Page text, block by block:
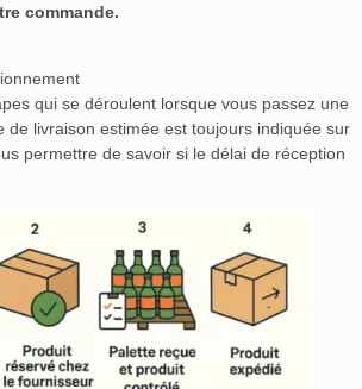
commande.
qui se déroulent lorsque vous passez une
de livraison estimée est toujours indiquée sur
permettre de savoir si le délai de réception